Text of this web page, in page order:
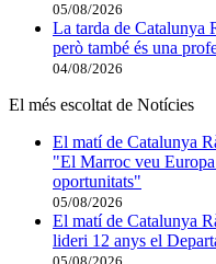
05/08/2026
La tarda de Catalunya
però també és una
04/08/2026
El més escoltat de Notícies
El matí de Catalunya
"El Marroc veu
oportunitats"
05/08/2026
El matí de Catalunya
lideri 12 anys el